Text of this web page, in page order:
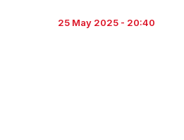
25 May 2025 - 20:40